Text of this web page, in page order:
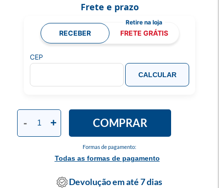
Formas de pagamento:
Todas as formas de pagamento
- + COMPRAR
Frete e prazo
RECEBER FRETE GRÁTIS
CEP
CALCULAR
Devolução em até 7 dias